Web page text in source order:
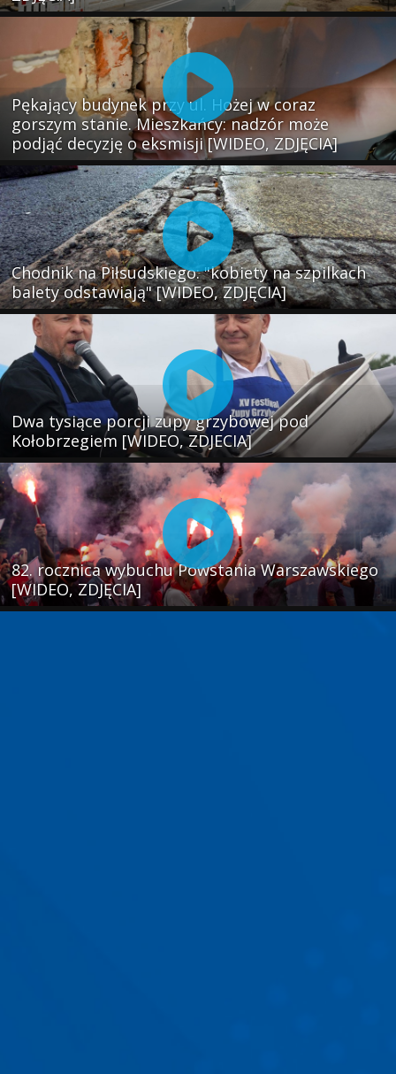
Pękający budynek przy ul. Hożej w coraz
gorszym stanie. Mieszkańcy: nadzór może
podjąć decyzję o eksmisji [WIDEO, ZDJĘCIA]
Chodnik na Piłsudskiego: "kobiety na szpilkach
balety odstawiają" [WIDEO, ZDJĘCIA]
Dwa tysiące porcji zupy grzybowej pod
Kołobrzegiem [WIDEO, ZDJECIA]
82. rocznica wybuchu Powstania Warszawskiego
[WIDEO, ZDJĘCIA]